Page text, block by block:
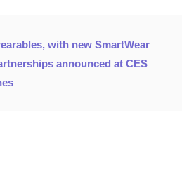
with new SmartWear
announced at CES